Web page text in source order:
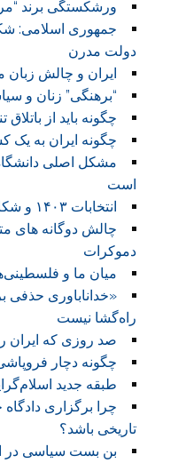
ورشکستگی برند
جمهوری اسلامی:
دولت مدرن
ایران و چالش زبان
“برهنگی” زنان و
چگونه باید از
چگونه ایران به یک
مشکل اصلی
است
انتخابات ۱۴۰۳ و شکاف بزرگ در جبهه دمکراسی
چالش دوگانه های
دموکرات
میان ما و
«خداناباوری حذفی
راه‌گشا نیست
صد روزی که ایران
چگونه دچار
طبقه جدید
چرا برگزاری
تاریخی باشد؟
بن بست سیاسی در